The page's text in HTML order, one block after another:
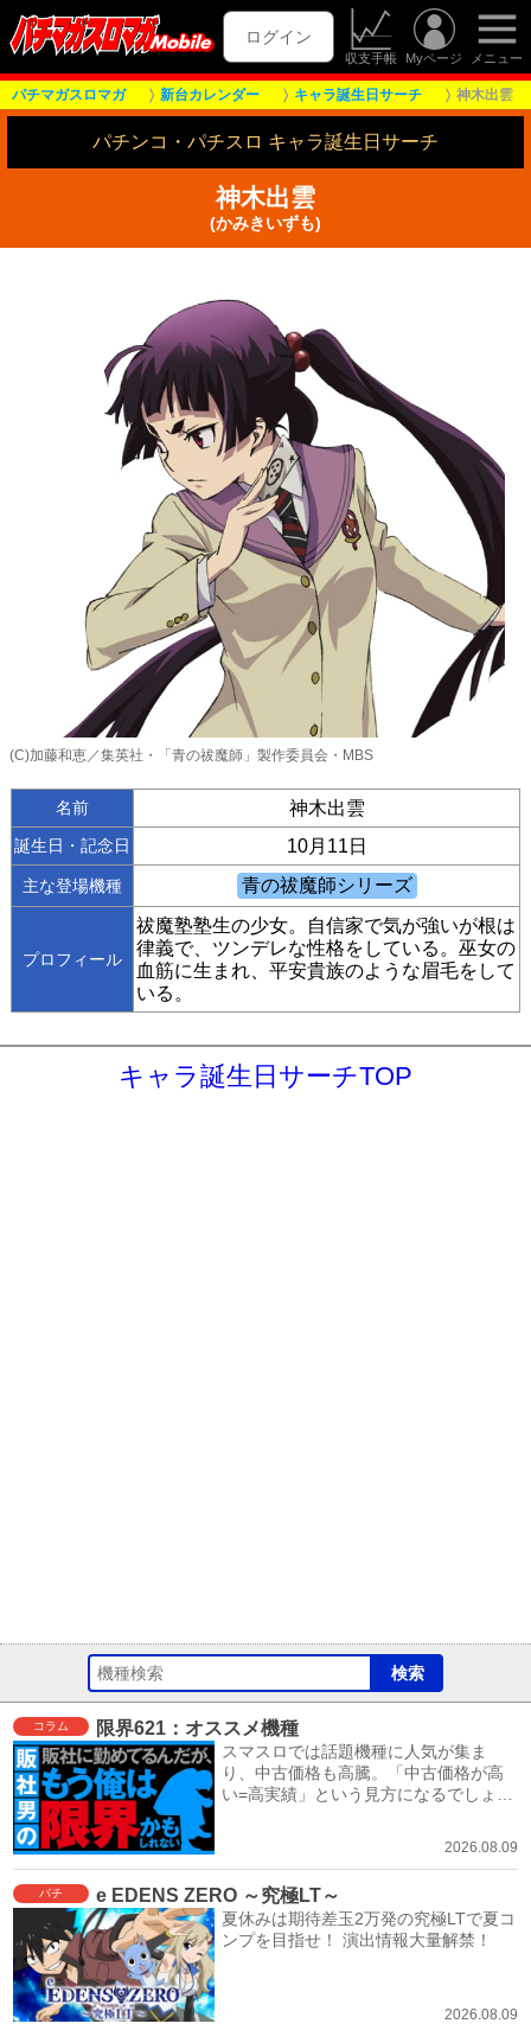
ログイン
収支手帳 Myページ メニュー
パチマガスロマガ 新台カレンダー キャラ誕生日サーチ 神木出雲
パチンコ・パチスロ キャラ誕生日サーチ
神木出雲
(かみきいずも)
(C)加藤和恵／集英社・「青の祓魔師」製作委員会・MBS
名前 神木出雲
誕生日・記念日 10月11日
主な登場機種
プロフィール
祓魔塾塾生の少女。自信家で気が強いが根は
律義で、ツンデレな性格をしている。巫女の
血筋に生まれ、平安貴族のような眉毛をして
いる。
キャラ誕生日サーチTOP
コラム 限界621：オススメ機種
スマスロでは話題機種に人気が集ま
り、中古価格も高騰。「中古価格が高
い=高実績」という見方になるでしょ
2026.08.09
パチ e EDENS ZERO ～究極LT～
夏休みは期待差玉2万発の究極LTで夏コ
ンプを目指せ！ 演出情報大量解禁！
2026.08.09